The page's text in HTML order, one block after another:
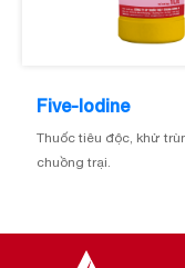
Five-Iodine
Thuốc tiêu độc, khử
chuồng trại.